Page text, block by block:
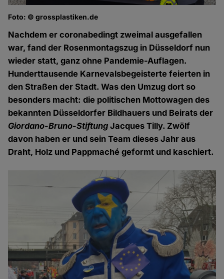
Foto: © grossplastiken.de
Nachdem er coronabedingt zweimal ausgefallen
war, fand der Rosenmontagszug in Düsseldorf nun
wieder statt, ganz ohne Pandemie-Auflagen.
Hunderttausende Karnevalsbegeisterte feierten in
den Straßen der Stadt. Was den Umzug dort so
besonders macht: die politischen Mottowagen des
bekannten Düsseldorfer Bildhauers und Beirats der
Giordano-Bruno-Stiftung Jacques Tilly. Zwölf
davon haben er und sein Team dieses Jahr aus
Draht, Holz und Pappmaché geformt und kaschiert.